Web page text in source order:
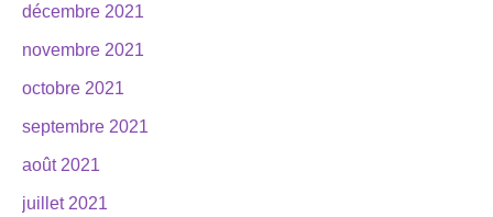
décembre 2021
novembre 2021
octobre 2021
septembre 2021
août 2021
juillet 2021